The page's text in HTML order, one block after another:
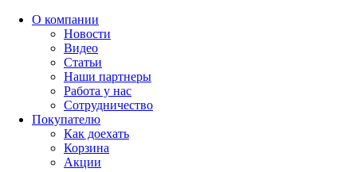
О компании
Новости
Видео
Статьи
Наши партнеры
Работа у нас
Сотрудничество
Покупателю
Как доехать
Корзина
Акции